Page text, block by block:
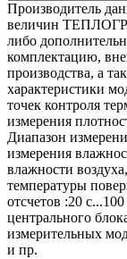
Производитель
величин
либо
комплектацию,
производства, а
характеристики
точек контроля
измерения
Диапазон
измерения
влажности
температуры
отсчетов :20
центрального
измерительных
и пр.